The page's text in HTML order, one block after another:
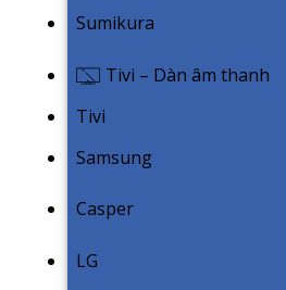
Sumikura
Tivi – Dàn âm thanh
Tivi
Samsung
Casper
LG
sẽ có thể khiến người